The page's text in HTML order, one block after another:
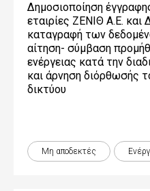
Δημοσιοποίηση
εταιρίες ΖΕΝΙΘ Α.Ε.
καταγραφή των
αίτηση- σύμβαση
ενέργειας κατά την
και άρνηση διόρθωσής
δικτύου
Μη αποδεκτές